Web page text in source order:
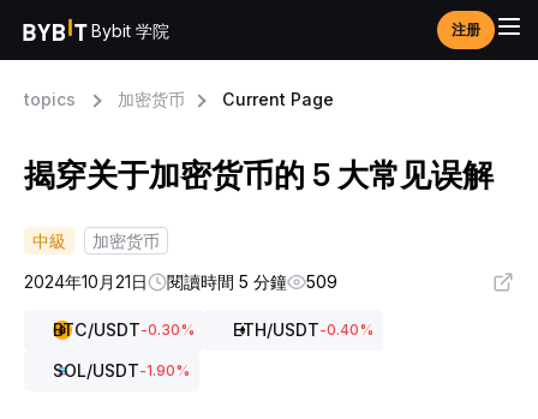
Bybit 学院 注册
topics 加密货币 Current Page
揭穿关于加密货币的 5 大常见误解
中級
加密货币
2024年10月21日
閱讀時間 5 分鐘 509
BTC/USDT-0.30% ETH/USDT-0.40%
SOL/USDT-1.90%